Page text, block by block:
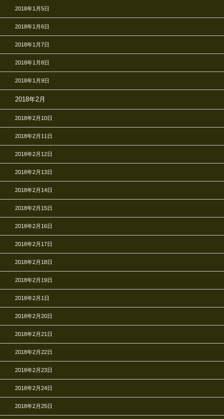
2018年1月5日
2018年1月6日
2018年1月7日
2018年1月8日
2018年1月9日
2018年2月
2018年2月10日
2018年2月11日
2018年2月12日
2018年2月13日
2018年2月14日
2018年2月15日
2018年2月16日
2018年2月17日
2018年2月18日
2018年2月19日
2018年2月1日
2018年2月20日
2018年2月21日
2018年2月22日
2018年2月23日
2018年2月24日
2018年2月25日